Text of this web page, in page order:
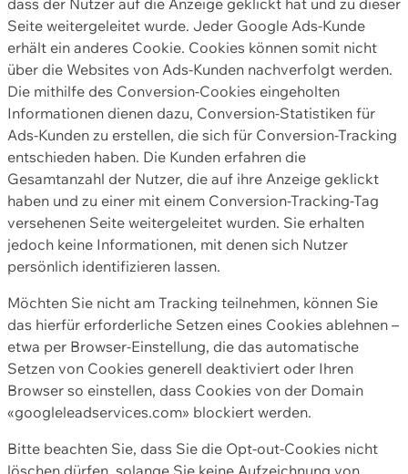
dass der Nutzer auf die Anzeige geklickt hat und zu dieser
Seite weitergeleitet wurde. Jeder Google Ads-Kunde
erhält ein anderes Cookie. Cookies können somit nicht
über die Websites von Ads-Kunden nachverfolgt werden.
Die mithilfe des Conversion-Cookies eingeholten
Informationen dienen dazu, Conversion-Statistiken für
Ads-Kunden zu erstellen, die sich für Conversion-Tracking
entschieden haben. Die Kunden erfahren die
Gesamtanzahl der Nutzer, die auf ihre Anzeige geklickt
haben und zu einer mit einem Conversion-Tracking-Tag
versehenen Seite weitergeleitet wurden. Sie erhalten
jedoch keine Informationen, mit denen sich Nutzer
persönlich identifizieren lassen.
Möchten Sie nicht am Tracking teilnehmen, können Sie
das hierfür erforderliche Setzen eines Cookies ablehnen –
etwa per Browser-Einstellung, die das automatische
Setzen von Cookies generell deaktiviert oder Ihren
Browser so einstellen, dass Cookies von der Domain
«googleleadservices.com» blockiert werden.
Bitte beachten Sie, dass Sie die Opt-out-Cookies nicht